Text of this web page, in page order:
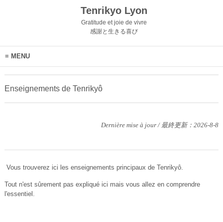
Tenrikyo Lyon
Gratitude et joie de vivre
感謝と生きる喜び
MENU
Enseignements de Tenrikyô
Dernière mise à jour / 最終更新：2026-8-8
Vous trouverez ici les enseignements principaux de Tenrikyô.
Tout n'est sûrement pas expliqué ici mais vous allez en comprendre
l'essentiel.